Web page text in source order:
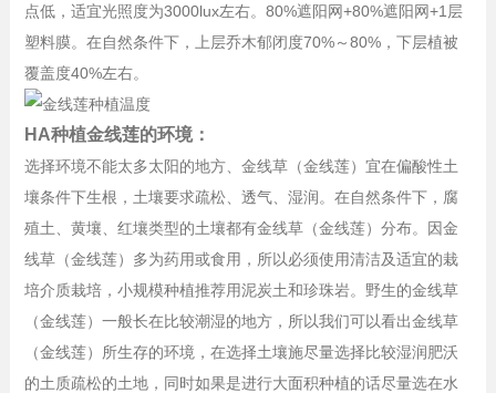
点低，适宜光照度为3000lux左右。80%遮阳网+80%遮阳网+1层
塑料膜。在自然条件下，上层乔木郁闭度70%～80%，下层植被
覆盖度40%左右。
HA种植金线莲的环境：
选择环境不能太多太阳的地方、金线草（金线莲）宜在偏酸性土
壤条件下生根，土壤要求疏松、透气、湿润。在自然条件下，腐
殖土、黄壤、红壤类型的土壤都有金线草（金线莲）分布。因金
线草（金线莲）多为药用或食用，所以必须使用清洁及适宜的栽
培介质栽培，小规模种植推荐用泥炭土和珍珠岩。野生的金线草
（金线莲）一般长在比较潮湿的地方，所以我们可以看出金线草
（金线莲）所生存的环境，在选择土壤施尽量选择比较湿润肥沃
的土质疏松的土地，同时如果是进行大面积种植的话尽量选在水